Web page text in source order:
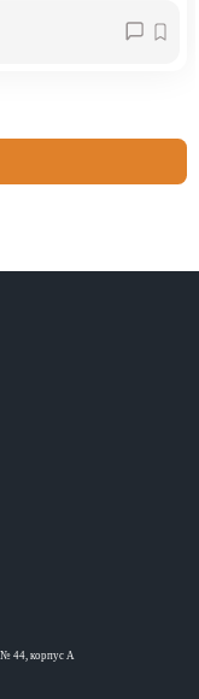
№ 44, корпус А